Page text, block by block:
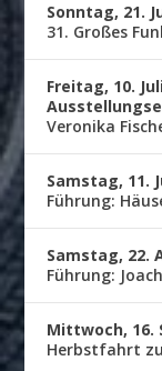
Sonntag, 21.
31. Großes
Freitag, 10.
Veronika
Samstag, 11.
Führung:
Samstag, 22.
Führung:
Mittwoch, 16.
Herbstfahrt